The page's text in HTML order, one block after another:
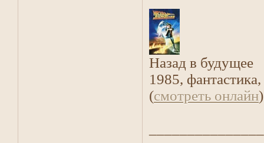
Назад в будущее
1985,
(смотреть онлайн)